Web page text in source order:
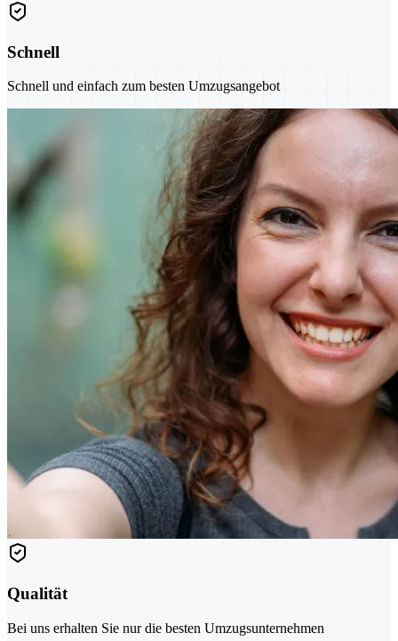
Schnell
Schnell und einfach zum besten Umzugsangebot
Qualität
Bei uns erhalten Sie nur die besten Umzugsunternehmen